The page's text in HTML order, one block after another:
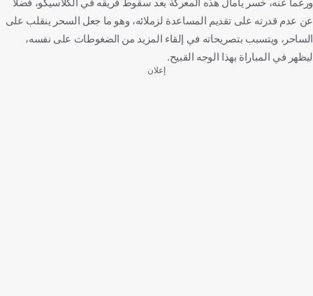
عن عدم قدرته على تقديم المساعدة لزملائه، وهو ما جعل السحر ينقلب على
الساحر، ويتسبب بتصريحاته في إلقاء المزيد من الضغوطات على نفسه،
ليظهر في المباراة بهذا الوجه القبيح.
إعلان